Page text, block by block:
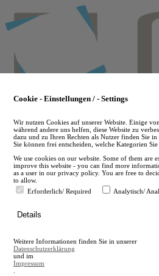
to
main
en
A
A
Cookie - Einstellungen / - Settings
Wir nutzen Cookies auf unserer Website. Einige
während andere uns helfen, diese Website zu
dazu und zu Ihren Rechten als Nutzer finden Sie in
Sie können frei entscheiden, welche Kategorien Sie
We use cookies on our website. Some of them are
improve this website - you can find more
as a user in our privacy policy. You are free to
to allow.
Erforderlich/ Required
Analytisch/
Details
Weitere Informationen finden Sie in unserer
Datenschutzerklärung
und im
Impressum